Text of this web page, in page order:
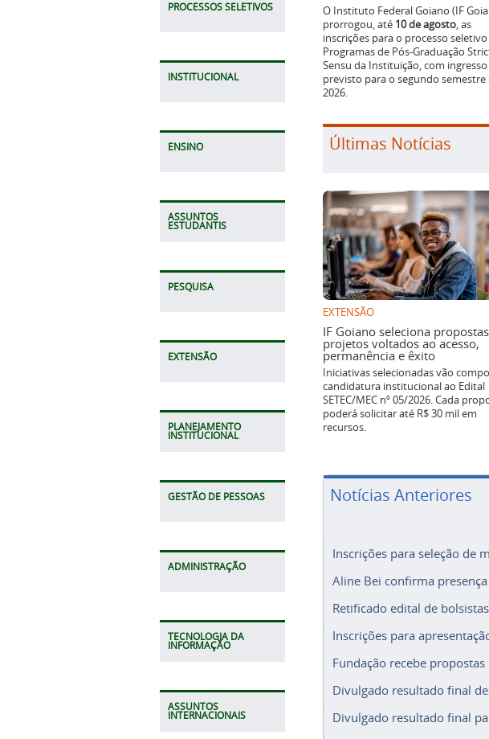
PROCESSOS SELETIVOS
INSTITUCIONAL
ENSINO
ASSUNTOS
ESTUDANTIS
PESQUISA
EXTENSÃO
PLANEJAMENTO
INSTITUCIONAL
GESTÃO DE PESSOAS
ADMINISTRAÇÃO
TECNOLOGIA DA
INFORMAÇÃO
ASSUNTOS
INTERNACIONAIS
O Instituto Federal Goiano (IF
prorrogou, até 10 de agosto, as
inscrições para o processo
Programas de Pós-Graduação
Sensu da Instituição, com ingresso
previsto para o segundo semestre
2026.
Últimas Notícias
EXTENSÃO
IF Goiano seleciona
projetos voltados ao acesso,
permanência e êxito
Iniciativas selecionadas vão
candidatura institucional ao Edital
SETEC/MEC nº 05/2026. Cada
poderá solicitar até R$ 30 mil em
recursos.
Notícias Anteriores
Inscrições para seleção de
Aline Bei confirma
Retificado edital de
Inscrições para
Fundação recebe
Divulgado resultado final
Divulgado resultado final